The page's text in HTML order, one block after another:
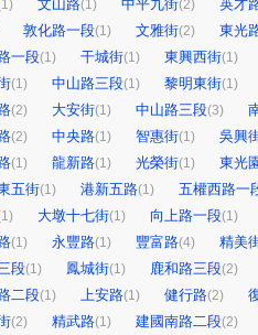
文山路(1) 中平九街(2)
英才
敦化路一段(1) 文雅街(2)
東光
一段(1) 干城街(1) 東興西街(1)
(1) 中山路三段(1) 黎明東街(1)
(2) 大安街(1) 中山路三段(3)
(2) 中央路(1) 智惠街(1)
吳興
(1) 龍新路(1) 光榮街(1)
東光
五街(1) 港新五路(1)
五權西路一
大墩十七街(1) 向上路一段(1)
(1) 永豐路(1) 豐富路(4)
精美
段(1) 鳳城街(1) 鹿和路三段(2)
二段(1) 上安路(1) 健行路(2)
(2) 精武路(1) 建國南路二段(2)